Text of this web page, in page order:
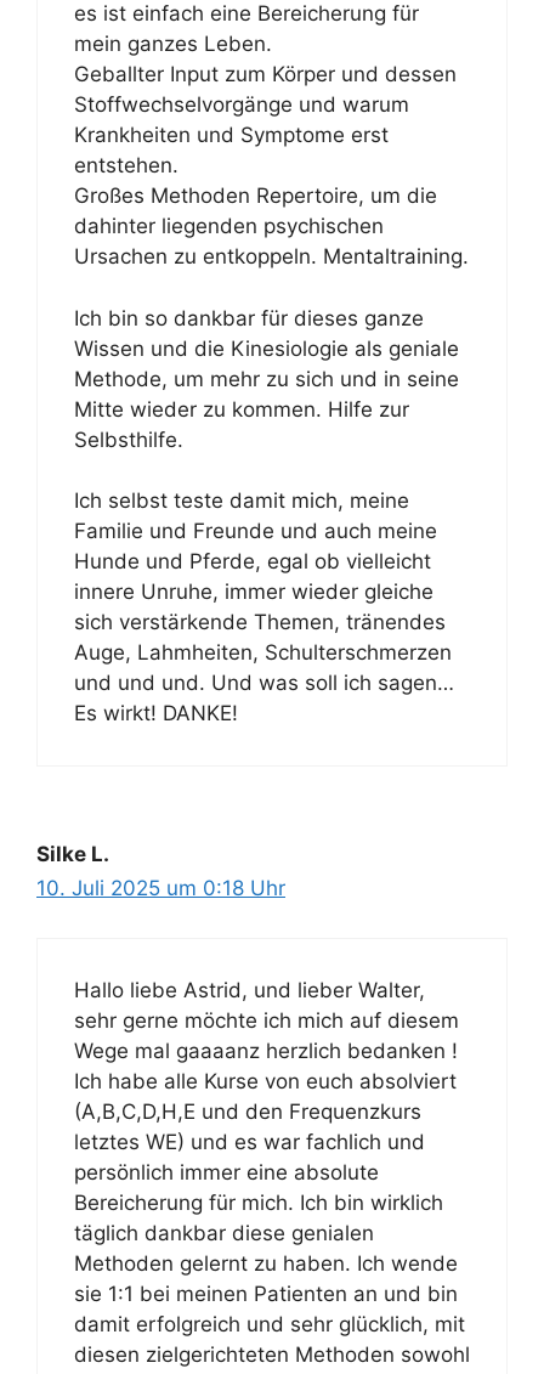
es ist einfach eine Bereicherung für
mein ganzes Leben.
Geballter Input zum Körper und dessen
Stoffwechselvorgänge und warum
Krankheiten und Symptome erst
entstehen.
Großes Methoden Repertoire, um die
dahinter liegenden psychischen
Ursachen zu entkoppeln. Mentaltraining.
Ich bin so dankbar für dieses ganze
Wissen und die Kinesiologie als geniale
Methode, um mehr zu sich und in seine
Mitte wieder zu kommen. Hilfe zur
Selbsthilfe.
Ich selbst teste damit mich, meine
Familie und Freunde und auch meine
Hunde und Pferde, egal ob vielleicht
innere Unruhe, immer wieder gleiche
sich verstärkende Themen, tränendes
Auge, Lahmheiten, Schulterschmerzen
und und und. Und was soll ich sagen…
Es wirkt! DANKE!
Silke L.
10. Juli 2025 um 0:18 Uhr
Hallo liebe Astrid, und lieber Walter,
sehr gerne möchte ich mich auf diesem
Wege mal gaaaanz herzlich bedanken !
Ich habe alle Kurse von euch absolviert
(A,B,C,D,H,E und den Frequenzkurs
letztes WE) und es war fachlich und
persönlich immer eine absolute
Bereicherung für mich. Ich bin wirklich
täglich dankbar diese genialen
Methoden gelernt zu haben. Ich wende
sie 1:1 bei meinen Patienten an und bin
damit erfolgreich und sehr glücklich, mit
diesen zielgerichteten Methoden sowohl